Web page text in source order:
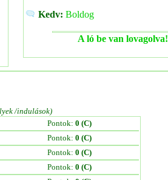
Kedv: Boldog
A ló be van lovagolva!
/indulások)
Pontok: 0 (C)
Pontok: 0 (C)
Pontok: 0 (C)
Pontok: 0 (C)